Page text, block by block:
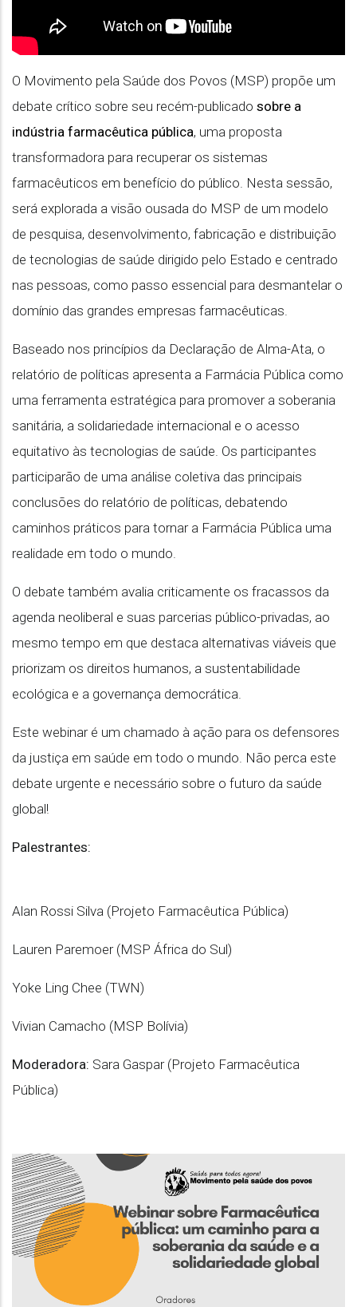
O Movimento pela Saúde dos Povos (MSP) propõe um
debate crítico sobre seu recém-publicado sobre a
indústria farmacêutica pública, uma proposta
transformadora para recuperar os sistemas
farmacêuticos em benefício do público. Nesta sessão,
será explorada a visão ousada do MSP de um modelo
de pesquisa, desenvolvimento, fabricação e distribuição
de tecnologias de saúde dirigido pelo Estado e centrado
nas pessoas, como passo essencial para desmantelar o
domínio das grandes empresas farmacêuticas.
Baseado nos princípios da Declaração de Alma-Ata, o
relatório de políticas apresenta a Farmácia Pública como
uma ferramenta estratégica para promover a soberania
sanitária, a solidariedade internacional e o acesso
equitativo às tecnologias de saúde. Os participantes
participarão de uma análise coletiva das principais
conclusões do relatório de políticas, debatendo
caminhos práticos para tornar a Farmácia Pública uma
realidade em todo o mundo.
O debate também avalia criticamente os fracassos da
agenda neoliberal e suas parcerias público-privadas, ao
mesmo tempo em que destaca alternativas viáveis que
priorizam os direitos humanos, a sustentabilidade
ecológica e a governança democrática.
Este webinar é um chamado à ação para os defensores
da justiça em saúde em todo o mundo. Não perca este
debate urgente e necessário sobre o futuro da saúde
global!
Palestrantes:
Alan Rossi Silva (Projeto Farmacêutica Pública)
Lauren Paremoer (MSP África do Sul)
Yoke Ling Chee (TWN)
Vivian Camacho (MSP Bolívia)
Moderadora: Sara Gaspar (Projeto Farmacêutica
Pública)